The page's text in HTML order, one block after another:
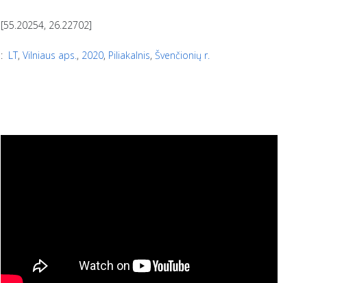
[55.20254, 26.22702]
: LT, Vilniaus aps., 2020, Piliakalnis, Švenčionių r.